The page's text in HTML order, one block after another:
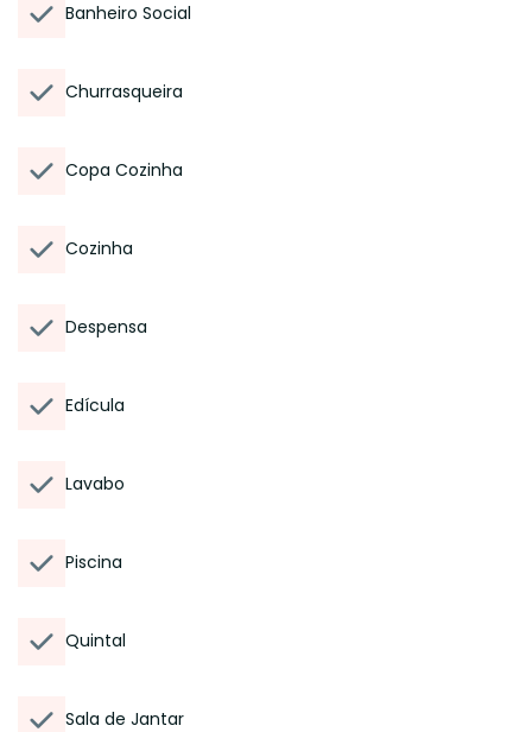
Banheiro Social
Churrasqueira
Copa Cozinha
Cozinha
Despensa
Edícula
Lavabo
Piscina
Quintal
Sala de Jantar